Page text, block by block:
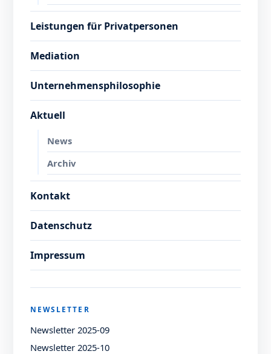
Leistungen für Privatpersonen
Mediation
Unternehmensphilosophie
Aktuell
News
Archiv
Kontakt
Datenschutz
Impressum
NEWSLETTER
Newsletter 2025-09
Newsletter 2025-10